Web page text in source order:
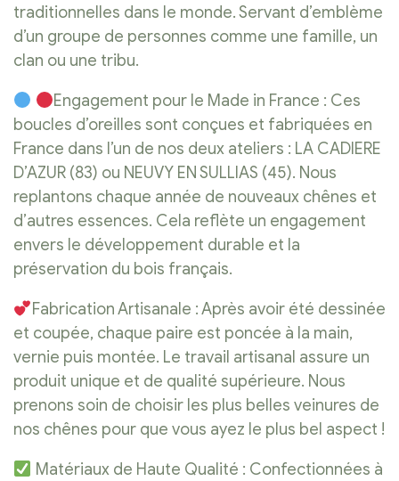
traditionnelles dans le monde. Servant d’emblème
d’un groupe de personnes comme une famille, un
clan ou une tribu.
Engagement pour le Made in France : Ces
boucles d’oreilles sont conçues et fabriquées en
France dans l’un de nos deux ateliers : LA CADIERE
D’AZUR (83) ou NEUVY EN SULLIAS (45). Nous
replantons chaque année de nouveaux chênes et
d’autres essences. Cela reflète un engagement
envers le développement durable et la
préservation du bois français.
Fabrication Artisanale : Après avoir été dessinée
et coupée, chaque paire est poncée à la main,
vernie puis montée. Le travail artisanal assure un
produit unique et de qualité supérieure. Nous
prenons soin de choisir les plus belles veinures de
nos chênes pour que vous ayez le plus bel aspect !
Matériaux de Haute Qualité : Confectionnées à